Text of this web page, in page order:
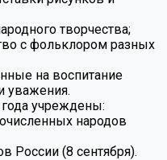
творчества;
с фольклором разных
на воспитание
уважения.
учреждены:
народов
России (8 сентября).